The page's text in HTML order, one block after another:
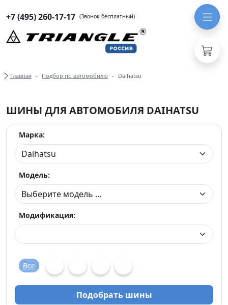
+7 (495) 260-17-17 (Звонок бесплатный)
Хлебные крошки
Главная Подбор по автомобилю Daihatsu
ШИНЫ ДЛЯ АВТОМОБИЛЯ DAIHATSU
Марка:
Модель:
Модификация:
Все
Подобрать шины